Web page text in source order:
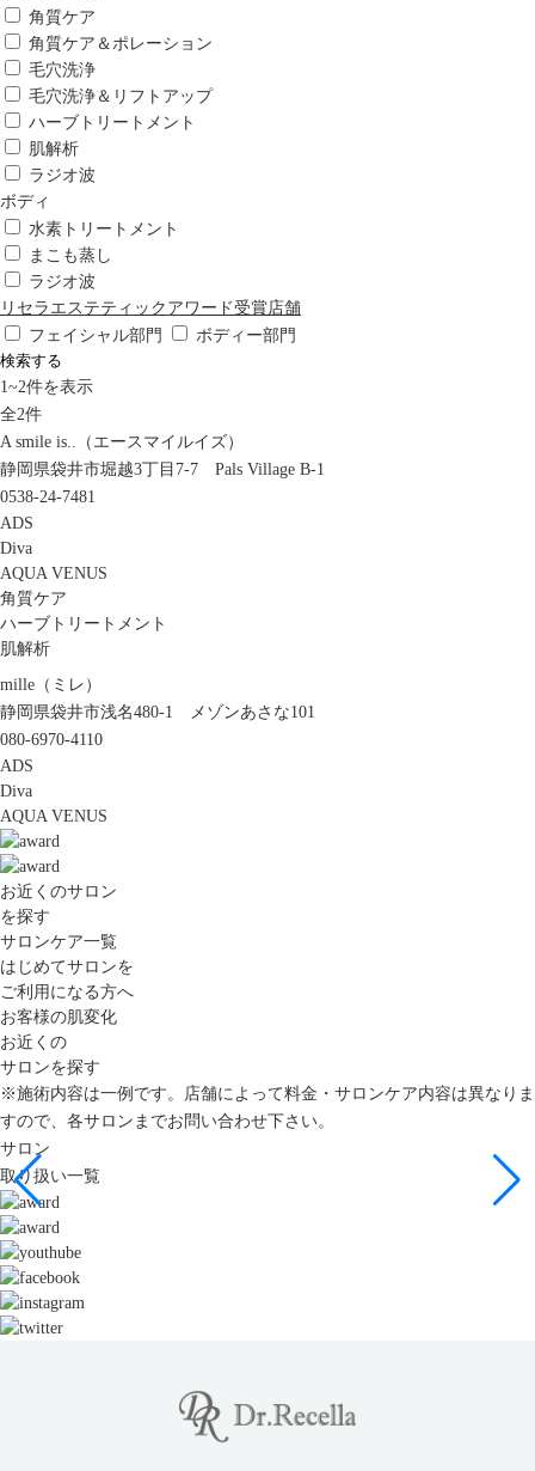
角質ケア
角質ケア＆ポレーション
毛穴洗浄
毛穴洗浄＆リフトアップ
ハーブトリートメント
肌解析
ラジオ波
ボディ
水素トリートメント
まこも蒸し
ラジオ波
リセラエステティックアワード受賞店舗
フェイシャル部門
ボディー部門
検索する
1~2件を表示
全2件
A smile is..（エースマイルイズ）
静岡県袋井市堀越3丁目7-7 Pals Village B-1
0538-24-7481
ADS
Diva
AQUA VENUS
角質ケア
ハーブトリートメント
肌解析
mille（ミレ）
静岡県袋井市浅名480-1 メゾンあさな101
080-6970-4110
ADS
Diva
AQUA VENUS
お近くのサロン
を探す
サロンケア一覧
はじめてサロンを
ご利用になる方へ
お客様の肌変化
お近くの
サロンを探す
※施術内容は一例です。店舗によって料金・サロンケア内容は異なりま
すので、各サロンまでお問い合わせ下さい。
サロン
取り扱い一覧